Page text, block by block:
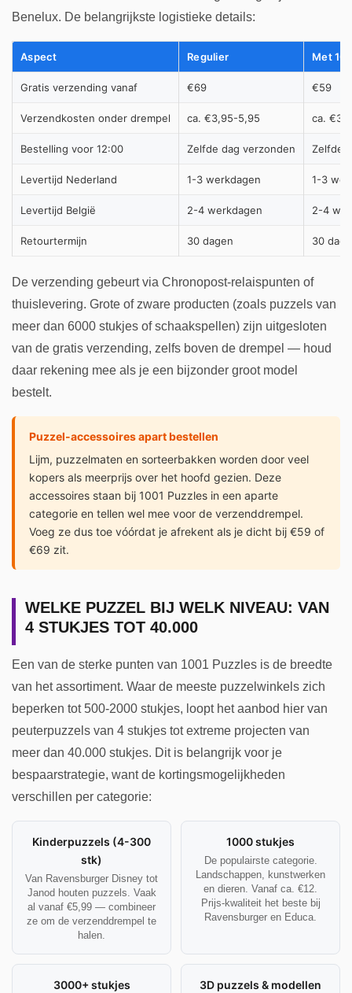
Benelux. De belangrijkste logistieke details:
Aspect Regulier Met
Gratis verzending vanaf €69 €59
Verzendkosten onder drempel ca. €3,95-5,95 ca.
Bestelling voor 12:00 Zelfde dag verzonden Zelfde
Levertijd Nederland 1-3 werkdagen 1-3
Levertijd België 2-4 werkdagen 2-4
Retourtermijn 30 dagen 30
De verzending gebeurt via Chronopost-relaispunten of
thuislevering. Grote of zware producten (zoals puzzels van
meer dan 6000 stukjes of schaakspellen) zijn uitgesloten
van de gratis verzending, zelfs boven de drempel — houd
daar rekening mee als je een bijzonder groot model
bestelt.
Puzzel-accessoires apart bestellen
Lijm, puzzelmaten en sorteerbakken worden door veel
kopers als meerprijs over het hoofd gezien. Deze
accessoires staan bij 1001 Puzzles in een aparte
categorie en tellen wel mee voor de verzenddrempel.
Voeg ze dus toe vóórdat je afrekent als je dicht bij €59 of
€69 zit.
WELKE PUZZEL BIJ WELK NIVEAU: VAN
4 STUKJES TOT 40.000
Een van de sterke punten van 1001 Puzzles is de breedte
van het assortiment. Waar de meeste puzzelwinkels zich
beperken tot 500-2000 stukjes, loopt het aanbod hier van
peuterpuzzels van 4 stukjes tot extreme projecten van
meer dan 40.000 stukjes. Dit is belangrijk voor je
bespaarstrategie, want de kortingsmogelijkheden
verschillen per categorie:
Kinderpuzzels (4-300
stk)
Van Ravensburger Disney tot
Janod houten puzzels. Vaak
al vanaf €5,99 — combineer
ze om de verzenddrempel te
halen.
1000 stukjes
De populairste categorie.
Landschappen, kunstwerken
en dieren. Vanaf ca. €12.
Prijs-kwaliteit het beste bij
Ravensburger en Educa.
3000+ stukjes 3D puzzels & modellen